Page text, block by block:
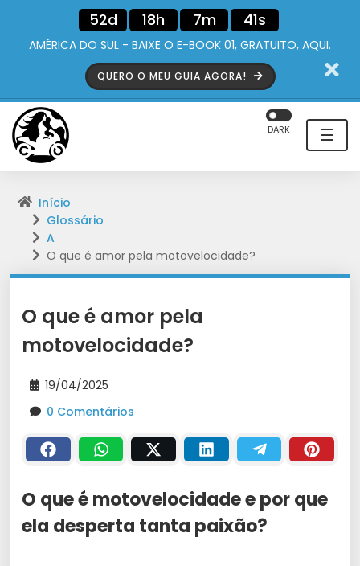
52d 18h 7m 40s
AMÉRICA DO SUL - BAIXE O E-BOOK 01, GRATUITO, AQUI.
QUERO O MEU GUIA AGORA!
☰
DARK
Início
Glossário
A
O que é amor pela motovelocidade?
O que é amor pela
motovelocidade?
19/04/2025
0 Comentários
O que é motovelocidade e por que
ela desperta tanta paixão?